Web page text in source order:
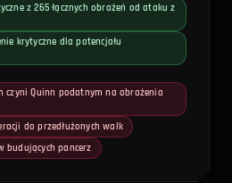
z 265 łącznych obrażeń od ataku z
krytyczne dla potencjału
czyni Quinn podatnym na obrażenia
do przedłużonych walk
budujących pancerz